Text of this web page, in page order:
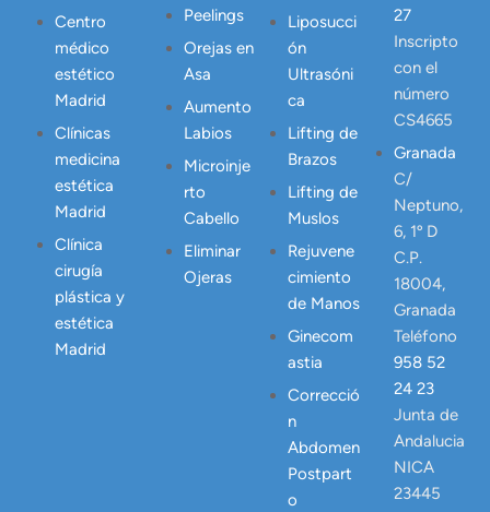
Centro
médico
estético
Madrid
Clínicas
medicina
estética
Madrid
Clínica
cirugía
plástica y
estética
Madrid
Peelings
Orejas en
Asa
Aumento
Labios
Microinje
rto
Cabello
Eliminar
Ojeras
Liposucci
ón
Ultrasóni
ca
Lifting de
Brazos
Lifting de
Muslos
Rejuvene
cimiento
de Manos
Ginecom
astia
Correcció
n
Abdomen
Postpart
o
27
Inscripto
con el
número
CS4665
Granada
C/
Neptuno,
6, 1º D
C.P.
18004,
Granada
Teléfono
958 52
24 23
Junta de
Andalucia
NICA
23445